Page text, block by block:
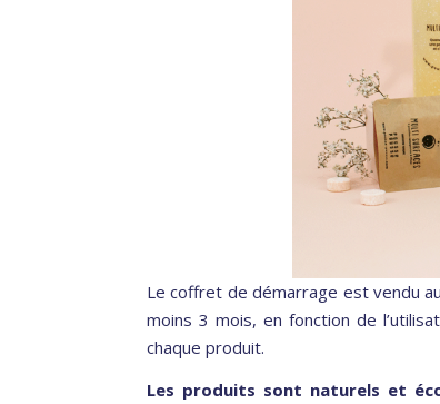
Le coffret de démarrage est vendu
moins 3 mois, en fonction de
chaque produit.
Les produits sont naturels et